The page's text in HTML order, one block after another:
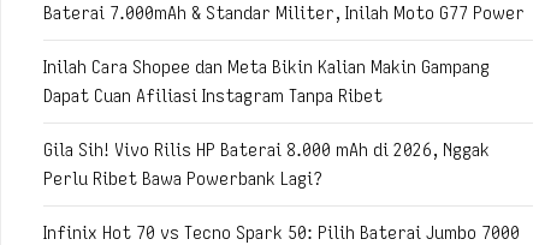
Baterai 7.000mAh & Standar Militer, Inilah Moto G77 Power
Inilah Cara Shopee dan Meta Bikin Kalian Makin Gampang
Dapat Cuan Afiliasi Instagram Tanpa Ribet
Gila Sih! Vivo Rilis HP Baterai 8.000 mAh di 2026, Nggak
Perlu Ribet Bawa Powerbank Lagi?
Infinix Hot 70 vs Tecno Spark 50: Pilih Baterai Jumbo 7000